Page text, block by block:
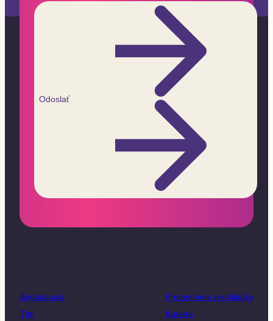
Odoslať
Ambulancie
Tím
Preventívne prehliadky
Kariéra